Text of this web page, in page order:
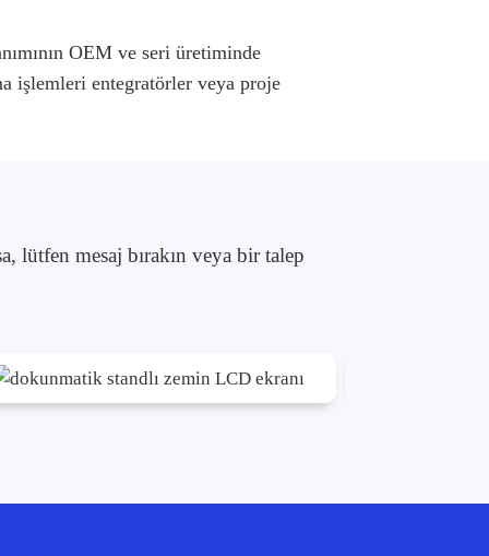
OEM ve seri üretiminde
işlemleri entegratörler veya proje
lütfen mesaj bırakın veya bir talep